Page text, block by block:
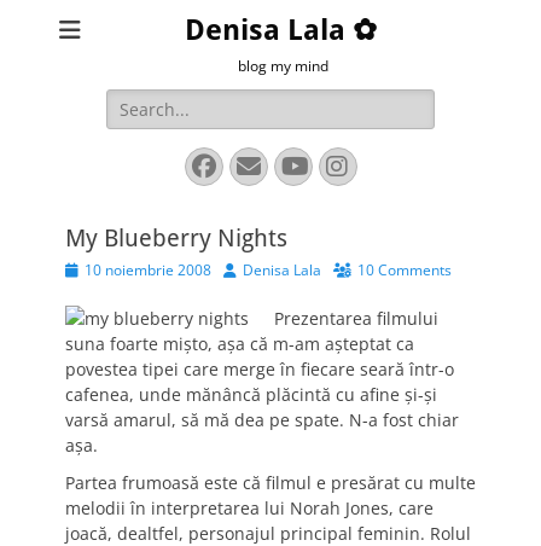
Denisa Lala ✿
blog my mind
Search
for:
Facebook
EmailYouTube
Instagram
My Blueberry Nights
Posted10 noiembrie 2008 AuthorDenisa Lala 10 Comments
Prezentarea filmului
suna foarte mişto, aşa că m-am aşteptat ca
povestea tipei care merge în fiecare seară într-o
cafenea, unde mănâncă plăcintă cu afine şi-şi
varsă amarul, să mă dea pe spate. N-a fost chiar
aşa.
Partea frumoasă este că filmul e presărat cu multe
melodii în interpretarea lui Norah Jones, care
joacă, dealtfel, personajul principal feminin. Rolul